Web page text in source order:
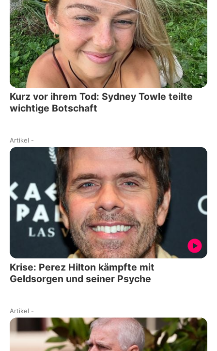
Kurz vor ihrem Tod: Sydney Towle teilte
wichtige Botschaft
Artikel -
Krise: Perez Hilton kämpfte mit
Geldsorgen und seiner Psyche
Artikel -